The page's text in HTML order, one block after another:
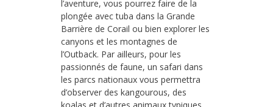
l’aventure, vous pourrez faire de la
plongée avec tuba dans la Grande
Barrière de Corail ou bien explorer les
canyons et les montagnes de
l’Outback. Par ailleurs, pour les
passionnés de faune, un safari dans
les parcs nationaux vous permettra
d’observer des kangourous, des